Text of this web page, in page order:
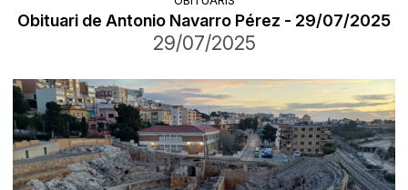
Obituari de Antonio Navarro Pérez - 29/07/2025
29/07/2025